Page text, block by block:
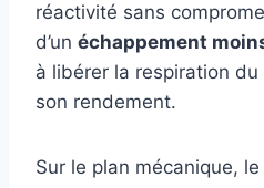
réactivité sans
d’un échappement
à libérer la respiration
son rendement.
Sur le plan mécanique,